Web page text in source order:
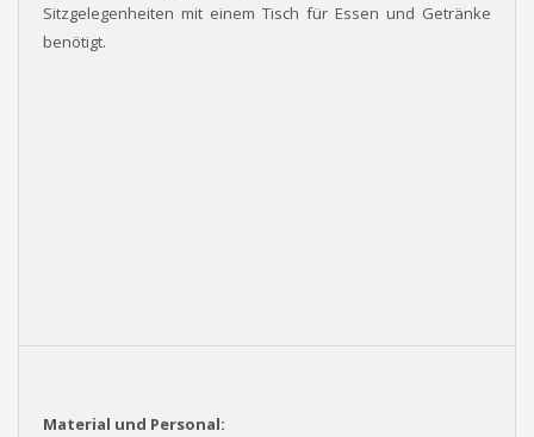
Sitzgelegenheiten mit einem Tisch für Essen und Getränke
benötigt.
Material und Personal: